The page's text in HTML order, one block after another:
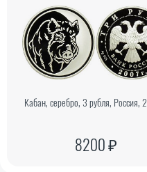
Кабан, серебро, 3 рубля, Россия,
8200 ₽